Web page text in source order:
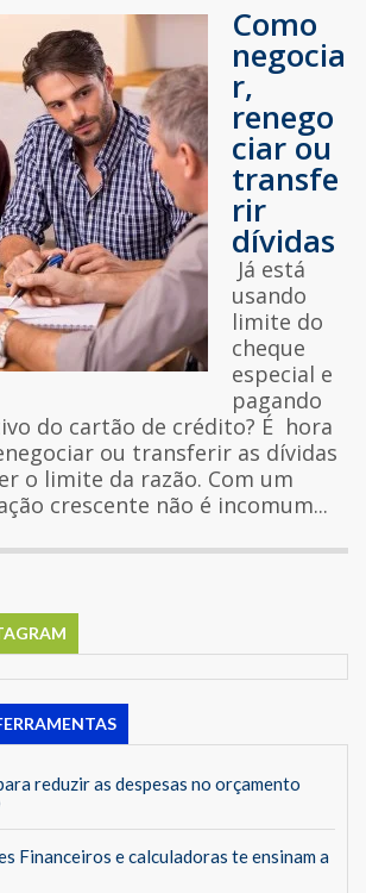
Como
negocia
r,
renego
ciar ou
transfe
rir
dívidas
Já está
usando
limite do
cheque
especial e
pagando
do cartão de crédito? É hora
ou transferir as dívidas
o limite da razão. Com um
crescente não é incomum...
reduzir as despesas no orçamento
Financeiros e calculadoras te ensinam a